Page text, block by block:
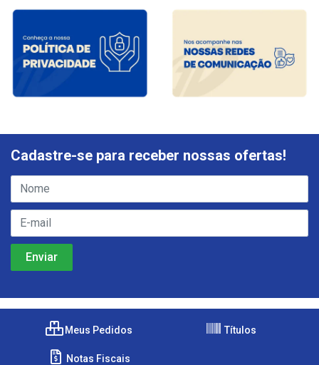
Cadastre-se para receber nossas ofertas!
Meus Pedidos Títulos
Notas Fiscais